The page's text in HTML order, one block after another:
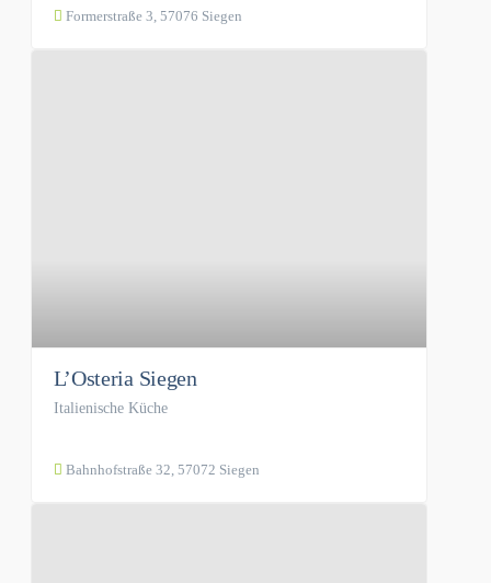
Formerstraße 3, 57076 Siegen
L’Osteria Siegen
Italienische Küche
Bahnhofstraße 32, 57072 Siegen